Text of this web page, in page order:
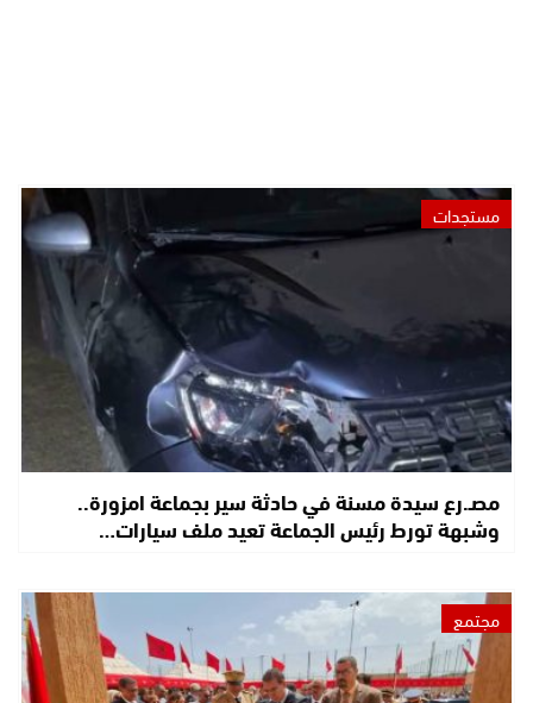
مستجدات
مصـ.رع سيدة مسنة في حادثة سير بجماعة امزورة..
وشبهة تورط رئيس الجماعة تعيد ملف سيارات…
مجتمع